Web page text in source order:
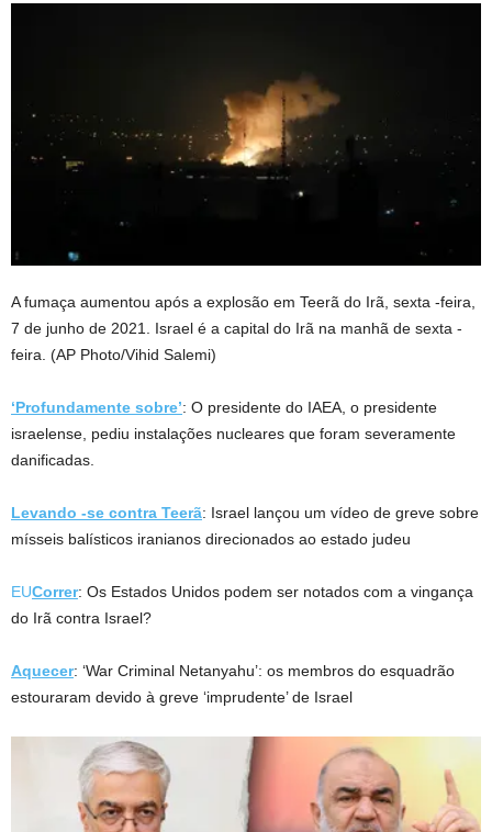
A fumaça aumentou após a explosão em Teerã do Irã, sexta -feira,
7 de junho de 2021. Israel é a capital do Irã na manhã de sexta -
feira. (AP Photo/Vihid Salemi)
‘Profundamente sobre’: O presidente do IAEA, o presidente
israelense, pediu instalações nucleares que foram severamente
danificadas.
Levando -se contra Teerã: Israel lançou um vídeo de greve sobre
mísseis balísticos iranianos direcionados ao estado judeu
EUCorrer: Os Estados Unidos podem ser notados com a vingança
do Irã contra Israel?
Aquecer: ‘War Criminal Netanyahu’: os membros do esquadrão
estouraram devido à greve ‘imprudente’ de Israel